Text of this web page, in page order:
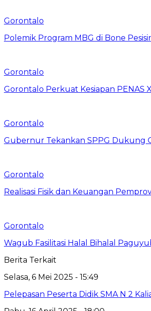
Gorontalo
Polemik Program MBG di Bone
Gorontalo
Gorontalo Perkuat Kesiapan PENAS
Gorontalo
Gubernur Tekankan SPPG Dukung
Gorontalo
Realisasi Fisik dan Keuangan
Gorontalo
Wagub Fasilitasi Halal Bihalal
Berita Terkait
Selasa, 6 Mei 2025 - 15:49
Pelepasan Peserta Didik SMA N 2